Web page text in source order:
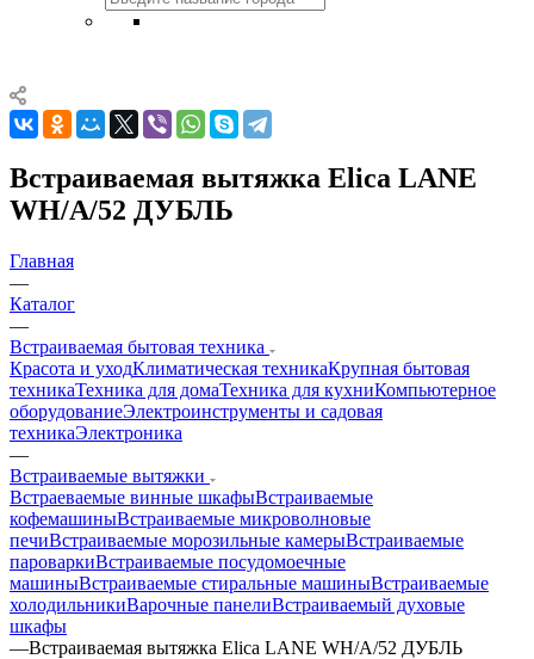
Встраиваемая вытяжка Elica LANE
WH/A/52 ДУБЛЬ
Главная
—
Каталог
—
Встраиваемая бытовая техника
Красота и уходКлиматическая техникаКрупная бытовая
техникаТехника для домаТехника для кухниКомпьютерное
оборудованиеЭлектроинструменты и садовая
техникаЭлектроника
—
Встраиваемые вытяжки
Встраеваемые винные шкафыВстраиваемые
кофемашиныВстраиваемые микроволновые
печиВстраиваемые морозильные камерыВстраиваемые
пароваркиВстраиваемые посудомоечные
машиныВстраиваемые стиральные машиныВстраиваемые
холодильникиВарочные панелиВстраиваемый духовые
шкафы
—Встраиваемая вытяжка Elica LANE WH/A/52 ДУБЛЬ